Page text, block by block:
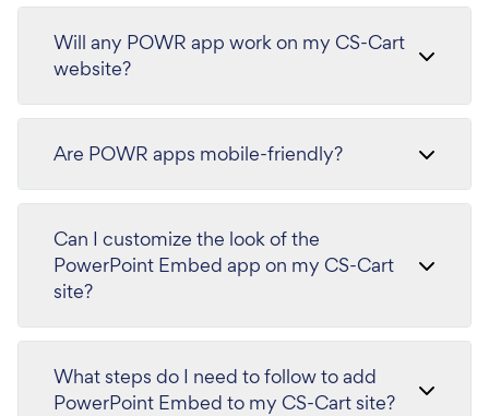
Will any POWR app work on my CS-Cart
website?
Are POWR apps mobile-friendly?
Can I customize the look of the
PowerPoint Embed app on my CS-Cart
site?
What steps do I need to follow to add
PowerPoint Embed to my CS-Cart site?